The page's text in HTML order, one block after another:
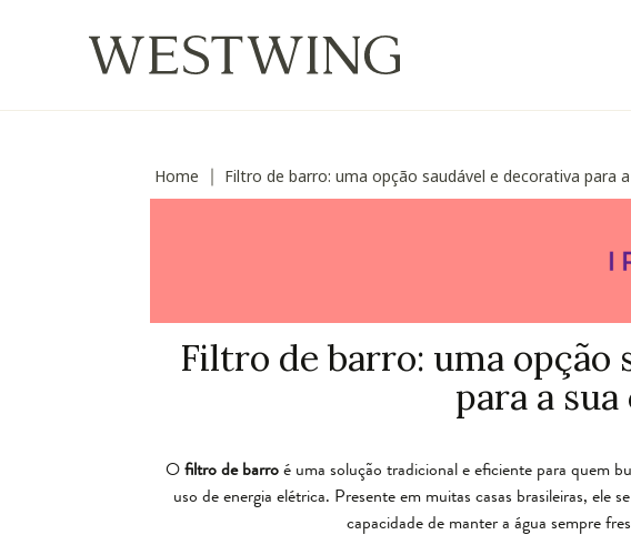
Home Filtro de barro: uma opção saudável e decorativa para
Filtro de barro: uma opção
para a sua
Ofiltro de barroé uma solução tradicional e eficiente para quem
uso de energia elétrica. Presente em muitas casas brasileiras, ele
capacidade de manter a água sempre